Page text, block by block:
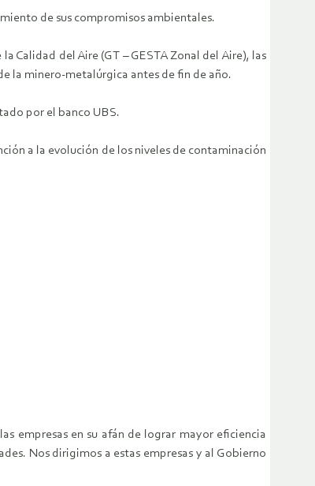
de sus compromisos ambientales.
Calidad del Aire (GT – GESTA Zonal del Aire), las
la minero-metalúrgica antes de fin de año.
por el banco UBS.
a la evolución de los niveles de contaminación
empresas en su afán de lograr mayor eficiencia
Nos dirigimos a estas empresas y al Gobierno